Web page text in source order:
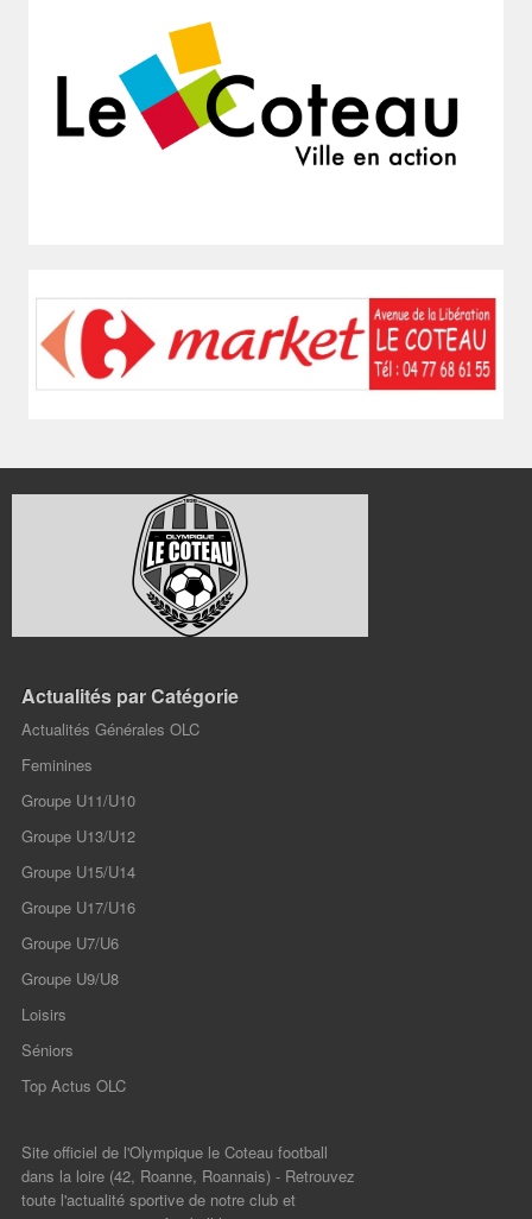
Actualités par Catégorie
Actualités Générales OLC
Feminines
Groupe U11/U10
Groupe U13/U12
Groupe U15/U14
Groupe U17/U16
Groupe U7/U6
Groupe U9/U8
Loisirs
Séniors
Top Actus OLC
Site officiel de l'Olympique le Coteau football
dans la loire (42, Roanne, Roannais) - Retrouvez
toute l'actualité sportive de notre club et